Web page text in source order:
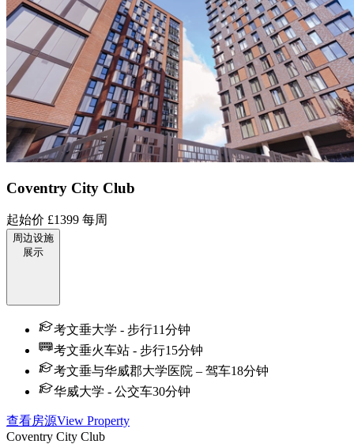
Coventry City Club
起始价 £1399 每周
周边设施
展示
考文垂大学 - 步行11分钟
考文垂火车站 - 步行15分钟
考文垂与华威郡大学医院 – 驾车18分钟
华威大学 - 公交车30分钟
查看房源View Property
Coventry City Club